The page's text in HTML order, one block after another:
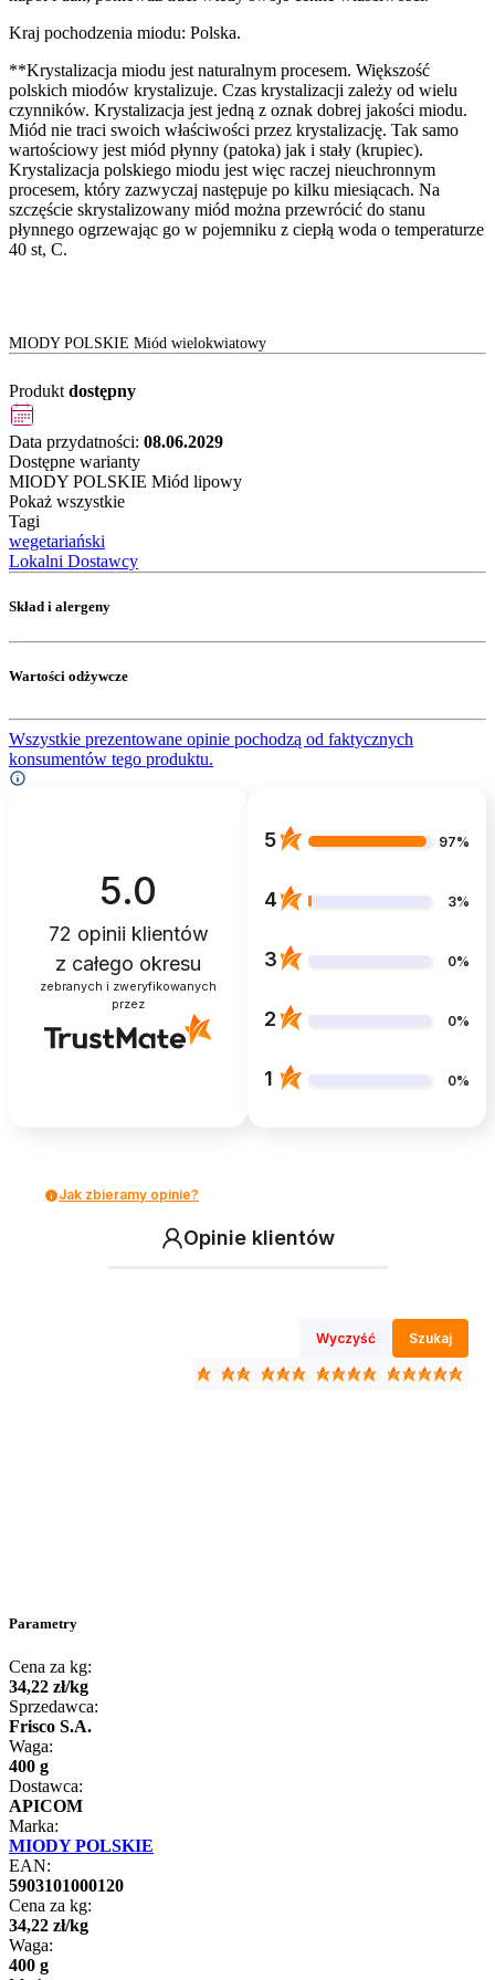
Kraj pochodzenia miodu: Polska.
**Krystalizacja miodu jest naturalnym procesem. Większość
polskich miodów krystalizuje. Czas krystalizacji zależy od wielu
czynników. Krystalizacja jest jedną z oznak dobrej jakości miodu.
Miód nie traci swoich właściwości przez krystalizację. Tak samo
wartościowy jest miód płynny (patoka) jak i stały (krupiec).
Krystalizacja polskiego miodu jest więc raczej nieuchronnym
procesem, który zazwyczaj następuje po kilku miesiącach. Na
szczęście skrystalizowany miód można przewrócić do stanu
płynnego ogrzewając go w pojemniku z ciepłą woda o temperaturze
40 st, C.
MIODY POLSKIE Miód wielokwiatowy
Produkt dostępny
Data przydatności: 08.06.2029
Dostępne warianty
MIODY POLSKIE Miód lipowy
Pokaż wszystkie
Tagi
wegetariański
Lokalni Dostawcy
Skład i alergeny
Wartości odżywcze
Wszystkie prezentowane opinie pochodzą od faktycznych
konsumentów tego produktu.
5.0
72 opinii klientów
z całego okresu
zebranych i zweryfikowanych
przez
5 97%
4 3%
3 0%
2 0%
1 0%
Jak zbieramy opinie?
Opinie klientów
Wyczyść Szukaj
Parametry
Cena za kg:
34,22 zł/kg
Sprzedawca:
Frisco S.A.
Waga:
400 g
Dostawca:
APICOM
Marka:
MIODY POLSKIE
EAN:
5903101000120
Cena za kg:
34,22 zł/kg
Waga:
400 g